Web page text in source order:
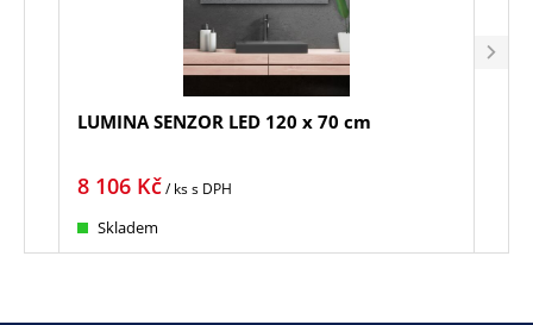
LUMINA SENZOR LED 120 x 70 cm
8 106 Kč/ kss DPH
Skladem